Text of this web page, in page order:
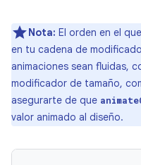
Nota: El orden en el
en tu cadena de
animaciones sean fluidas,
modificador de tamaño,
asegurarte de que
valor animado al diseño.